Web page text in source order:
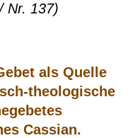
Nr. 137)
als Quelle
theologische
Cassian.